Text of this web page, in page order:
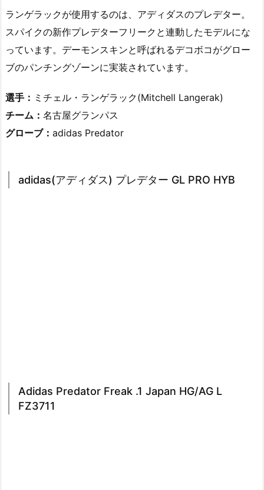
ランゲラックが使用するのは、アディダスのプレデター。
スパイクの新作プレデターフリークと連動したモデルにな
っています。デーモンスキンと呼ばれるデコボコがグロー
ブのパンチングゾーンに実装されています。
選手： ミチェル・ランゲラック(Mitchell Langerak)
チーム： 名古屋グランパス
グローブ： adidas Predator
adidas(アディダス) プレデター GL PRO HYB
Adidas Predator Freak .1 Japan HG/AG L
FZ3711